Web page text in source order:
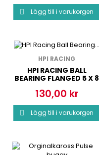
 Lägg till i varukorgen
HPI RACING
HPI RACING BALL
BEARING FLANGED 5 X 8
Pris
130,00 kr
 Lägg till i varukorgen